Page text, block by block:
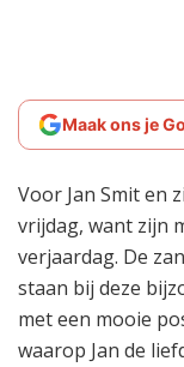
Maak ons je
Voor Jan Smit en
vrijdag, want zijn
verjaardag. De
staan bij deze
met een mooie
waarop Jan de